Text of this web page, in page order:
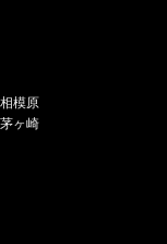
模原
ヶ崎